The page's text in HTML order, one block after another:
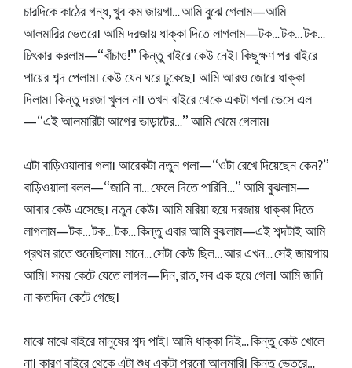
চারদিকে কাঠের গন্ধ, খুব কম জায়গা… আমি বুঝে গেলাম—আমি
আলমারির ভেতরে। আমি দরজায় ধাক্কা দিতে লাগলাম—টক… টক… টক…
চিৎকার করলাম—“বাঁচাও!” কিন্তু বাইরে কেউ নেই। কিছুক্ষণ পর বাইরে
পায়ের শব্দ পেলাম। কেউ যেন ঘরে ঢুকেছে। আমি আরও জোরে ধাক্কা
দিলাম। কিন্তু দরজা খুলল না। তখন বাইরে থেকে একটা গলা ভেসে এল
—“এই আলমারিটা আগের ভাড়াটের…” আমি থেমে গেলাম।
এটা বাড়িওয়ালার গলা। আরেকটা নতুন গলা—“ওটা রেখে দিয়েছেন কেন?”
বাড়িওয়ালা বলল—“জানি না… ফেলে দিতে পারিনি…” আমি বুঝলাম—
আবার কেউ এসেছে। নতুন কেউ। আমি মরিয়া হয়ে দরজায় ধাক্কা দিতে
লাগলাম—টক… টক… টক… কিন্তু এবার আমি বুঝলাম—এই শব্দটাই আমি
প্রথম রাতে শুনেছিলাম। মানে… সেটা কেউ ছিল… আর এখন… সেই জায়গায়
আমি। সময় কেটে যেতে লাগল—দিন, রাত, সব এক হয়ে গেল। আমি জানি
না কতদিন কেটে গেছে।
মাঝে মাঝে বাইরে মানুষের শব্দ পাই। আমি ধাক্কা দিই… কিন্তু কেউ খোলে